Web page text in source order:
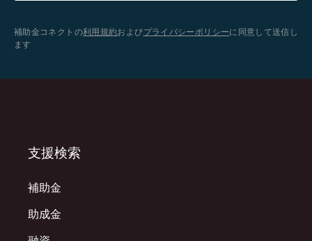
補助金コネクトの利用規約およびプライバシーポリシーに同意して送信し
ます
支援検索
補助金
助成金